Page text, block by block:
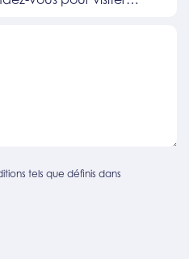
tels que définis dans